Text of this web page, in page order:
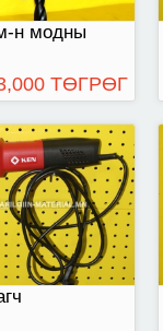
н модны
ТӨГРӨГ